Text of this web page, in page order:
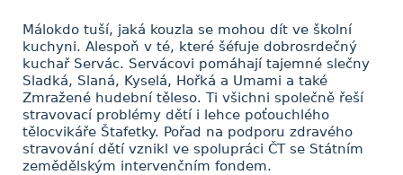
Málokdo tuší, jaká kouzla se mohou dít ve školní
kuchyni. Alespoň v té, které šéfuje dobrosrdečný
kuchař Servác. Servácovi pomáhají tajemné slečny
Sladká, Slaná, Kyselá, Hořká a Umami a také
Zmražené hudební těleso. Ti všichni společně řeší
stravovací problémy dětí i lehce poťouchlého
tělocvikáře Štafetky. Pořad na podporu zdravého
stravování dětí vznikl ve spolupráci ČT se Státním
zemědělským intervenčním fondem.